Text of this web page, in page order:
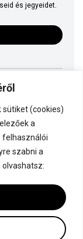
sütiket (cookies)
a
felhasználói
szabni a
és jegyeidet.